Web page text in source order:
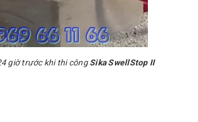
giờ trước khi thi côngSika SwellStop II